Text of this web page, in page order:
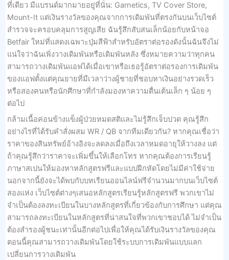
ที่เดียว มีแบรนด์มากมายอยู่ที่นั่น: Garnetics, TV Cover Store,
Mount-It แต่เงินรางวัลของคุณจากการเดิมพันที่ตรงกันบนเว็บไซต์
สำรวจจะครอบคลุมการสูญเสีย ฉันรู้สึกสับสนเล็กน้อยกับหน้าจอ
Betfair ใหม่ที่แสดงเฉพาะปุ่มสีฟ้าสำหรับอัตราต่อรองดังนั้นฉันจึงไม่
แน่ใจว่าฉันเพิ่งวางเดิมพันหรือเดิมพันหลัง ซึ่งหมายความว่าทุกคน
สามารถวางเดิมพันแอฟได้เมื่อเขาหรือเธอรู้อัตราต่อรองการเดิมพัน
ของแอฟตั้งแต่คุณยายที่มีเวลาว่างผู้ชายที่ชอบหาเงินอย่างรวดเร็ว
หรือสองคนหรือนักศึกษาที่กำลังมองหาความตื่นเต้นเล็ก ๆ น้อย ๆ
ต่อไป
กล้ามเนื้อค่อนข้างแข็งผู้ป่วยหมดสติและไม่รู้สึกเจ็บปวด คุณรู้สึก
อย่างไรที่ได้รับคำสั่งผสม WR / QB จากทีมเดียวกัน? หากคุณเชื่อว่า
ราคาของสินทรัพย์อ้างอิงจะลดลงเมื่อถึงเวลาหมดอายุให้วางลง แต่
ถ้าคุณรู้สึกว่าราคาจะเพิ่มขึ้นให้เลือกโทร หากคุณต้องการเรียนรู้
ภาษาสเปนให้มองหาหลักสูตรฟรีและแบบฝึกหัดโดยไม่มีค่าใช้จ่าย
นอกจากนี้ยังจะได้พบกับบทเรียนออนไลน์ฟรีจำนวนมากบนเว็บไซต์
สองแห่ง เว็บไซต์ต่างๆเสนอหลักสูตรเรียนรู้หลักสูตรฟรี พวกเขาไม่
จำเป็นต้องลงทะเบียนในบางหลักสูตรที่เกี่ยวข้องกับการศึกษา แต่คุณ
สามารถลงทะเบียนในหลักสูตรที่น่าสนใจที่พวกเขาชอบได้ ไม่จำเป็น
ต้องสำรองผู้ชนะเท่านั้นอีกต่อไปเพื่อให้คุณได้รับเงินรางวัลของคุณ
ตอนนี้คุณสามารถวางเดิมพันโดยใช้ระบบการเดิมพันแบบแลก
เปลี่ยนการวางเดิมพัน